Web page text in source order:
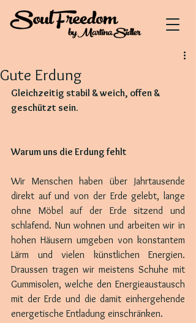
Gute Erdung
Gleichzeitig stabil & weich, offen &
geschützt sein.
Warum uns die Erdung fehlt
Wir Menschen haben über Jahrtausende
direkt auf und von der Erde gelebt, lange
ohne Möbel auf der Erde sitzend und
schlafend. Nun wohnen und arbeiten wir in
hohen Häusern umgeben von konstantem
Lärm und vielen künstlichen Energien.
Draussen tragen wir meistens Schuhe mit
Gummisolen, welche den Energieaustausch
mit der Erde und die damit einhergehende
energetische Entladung einschränken.